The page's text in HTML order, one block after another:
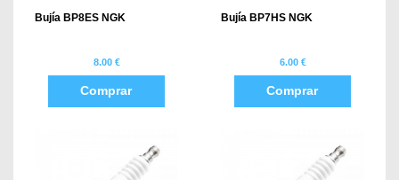
Bujía BP8ES NGK
8.00 €
Comprar
Bujía BP7HS NGK
6.00 €
Comprar